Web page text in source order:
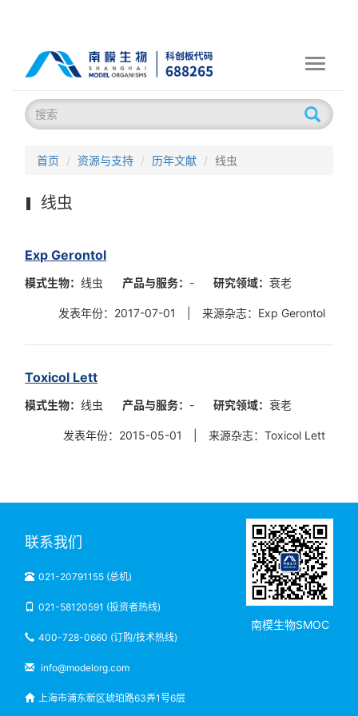
Toggle
首页 资源与支持 历年文献 线虫
线虫
Exp Gerontol
模式生物：线虫 产品与服务： - 研究领域： 衰老
发表年份：2017-07-01 来源杂志：Exp Gerontol
Toxicol Lett
模式生物：线虫 产品与服务： - 研究领域： 衰老
发表年份：2015-05-01 来源杂志：Toxicol Lett
联系我们
021-20791155 (总机)
021-58120591 (投资者热线)
400-728-0660 (订购/技术热线)
info@modelorg.com
上海市浦东新区琥珀路63弄1号6层
南模生物SMOC